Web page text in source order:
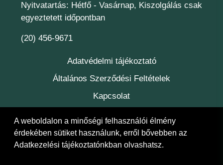
Nyitvatartás: Hétfő - Vasárnap, Kiszolgálás csak
egyeztetett időpontban
(20) 456-9671
Adatvédelmi tájékoztató
Általános Szerződési Feltételek
Kapcsolat
A weboldalon a minőségi felhasználói élmény
érdekében sütiket használunk, erről bővebben az
Adatkezelési tájékoztatónkban olvashatsz.